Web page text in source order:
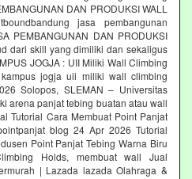
DAN PRODUKSI WALL
jasa pembangunan
PEMBANGUNAN DAN PRODUKSI
dari skill yang dimiliki dan sekaligus
JOGJA : UII Miliki Wall Climbing
jogja uii miliki wall climbing
Solopos, SLEMAN – Universitas
arena panjat tebing buatan atau wall
Tutorial Cara Membuat Point Panjat
blog 24 Apr 2026 Tutorial
Point Panjat Tebing Warna Biru
Holds, membuat wall Jual
| Lazada lazada Olahraga &